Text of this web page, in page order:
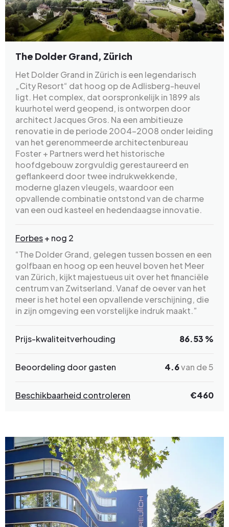
The Dolder Grand, Zürich
Het Dolder Grand in Zürich is een legendarisch
„City Resort“ dat hoog op de Adlisberg-heuvel
ligt. Het complex, dat oorspronkelijk in 1899 als
kuurhotel werd geopend, is ontworpen door
architect Jacques Gros. Na een ambitieuze
renovatie in de periode 2004–2008 onder leiding
van het gerenommeerde architectenbureau
Foster + Partners werd het historische
hoofdgebouw zorgvuldig gerestaureerd en
geflankeerd door twee indrukwekkende,
moderne glazen vleugels, waardoor een
opvallende combinatie ontstond van de charme
van een oud kasteel en hedendaagse innovatie.
Forbes+ nog 2
“The Dolder Grand, gelegen tussen bossen en een
golfbaan en hoog op een heuvel boven het Meer
van Zürich, kijkt majestueus uit over het financiële
centrum van Zwitserland. Vanaf de oever van het
meer is het hotel een opvallende verschijning, die
in zijn omgeving een vorstelijke indruk maakt.”
Prijs-kwaliteitverhouding 86.53 %
Beoordeling door gasten 4.6van de 5
Beschikbaarheid controleren €460